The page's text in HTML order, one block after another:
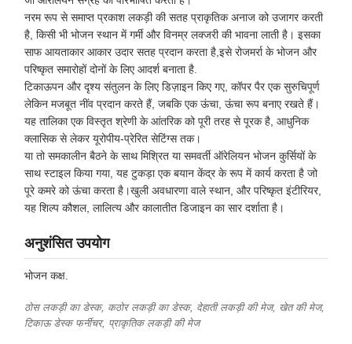
नरम रूप से समाप्त प्रकाश लकड़ी की सतह प्राकृतिक अनाज को उजागर करती
है, किसी भी भोजन स्थान में गर्मी और विनम्र लक्जरी की भावना लाती है। इसका
साफ आयताकार आकार उदार सतह प्रदान करता है,इसे रोजमर्रा के भोजन और
परिष्कृत समारोहों दोनों के लिए आदर्श बनाता है.
टिकाऊपन और दृश्य संतुलन के लिए डिज़ाइन किए गए, कॉपर पैर एक सुरुचिपूर्ण
लेकिन मजबूत नींव प्रदान करते हैं, जबकि एक ऊंचा, ऊंचा रूप बनाए रखते हैं।
यह तालिका एक विस्तृत श्रेणी के आंतरिक को पूरी तरह से पूरक है, आधुनिक
क्लासिक से लेकर यूरोपीय-प्रेरित सेटिंग्स तक।
या तो समकालीन बैठने के साथ मिश्रित या समवर्ती ऑरेलियन भोजन कुर्सियों के
साथ स्टाइल किया गया, यह टुकड़ा एक बयान केंद्र के रूप में कार्य करता है जो
पूरे कमरे को ऊंचा करता है।खुली अवधारणा वाले स्थान, और परिष्कृत इंटीरियर,
यह शिल्प कौशल, लालित्य और कालातीत डिजाइन का सार दर्शाता है।
अनुशंसित उपयोग
भोजन कक्ष.
ठोस लकड़ी का डेस्क, कठोर लकड़ी का डेस्क, देहाती लकड़ी की मेज, खेत की मेज,
टिकाऊ डेस्क फर्नीचर, प्राकृतिक लकड़ी की मेज